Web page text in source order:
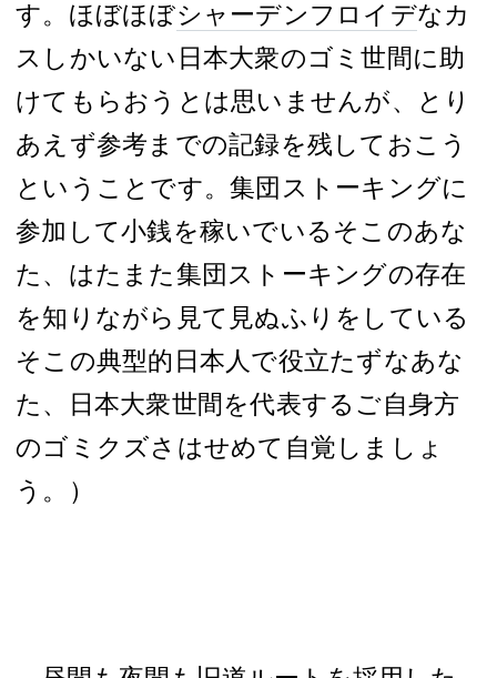
す。ほぼほぼシャーデンフロイデなカ
スしかいない日本大衆のゴミ世間に助
けてもらおうとは思いませんが、とり
あえず参考までの記録を残しておこう
ということです。集団ストーキングに
参加して小銭を稼いでいるそこのあな
た、はたまた集団ストーキングの存在
を知りながら見て見ぬふりをしている
そこの典型的日本人で役立たずなあな
た、日本大衆世間を代表するご自身方
のゴミクズさはせめて自覚しましょ
う。）